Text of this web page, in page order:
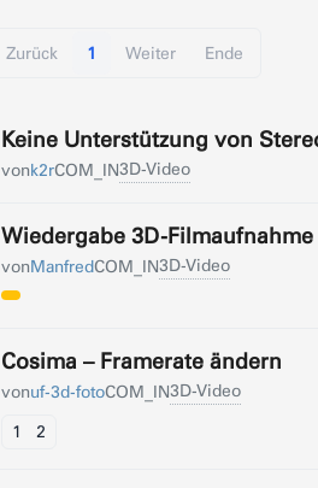
Zurück 1 Weiter Ende
Keine Unterstützung von
vonk2rCOM_IN3D-Video
Wiedergabe 3D-
vonManfredCOM_IN3D-Video
Cosima – Framerate ändern
vonuf-3d-fotoCOM_IN3D-Video
1 2